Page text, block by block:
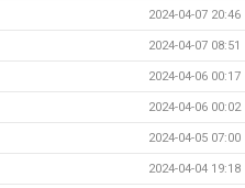
2024-04-07 20:46
2024-04-07 08:51
2024-04-06 00:17
2024-04-06 00:02
2024-04-05 07:00
2024-04-04 19:18